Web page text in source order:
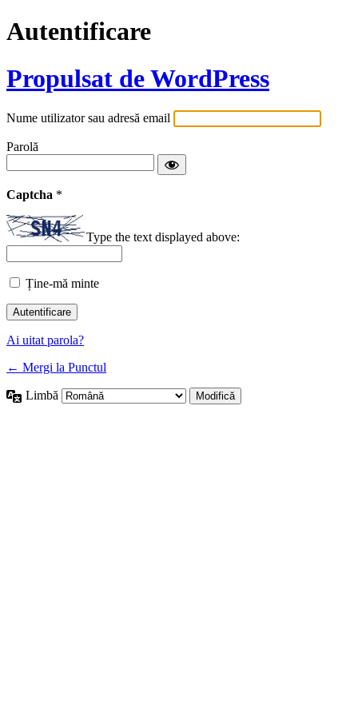
Autentificare
Propulsat de WordPress
Nume utilizator sau adresă email
Parolă
Captcha *
Type the text displayed above:
Ține-mă minte
Ai uitat parola?
← Mergi la Punctul
Limbă